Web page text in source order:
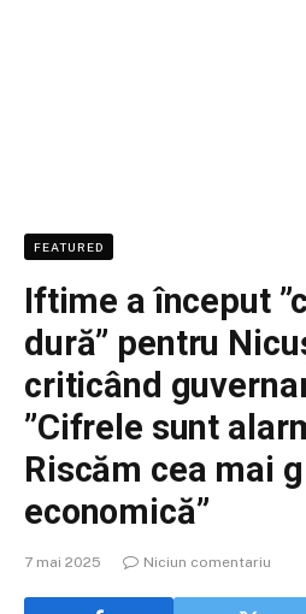
FEATURED
Iftime a început
dură” pentru
criticând
”Cifrele sunt
Riscăm cea mai
economică”
7 mai 2025 Niciun comentariu